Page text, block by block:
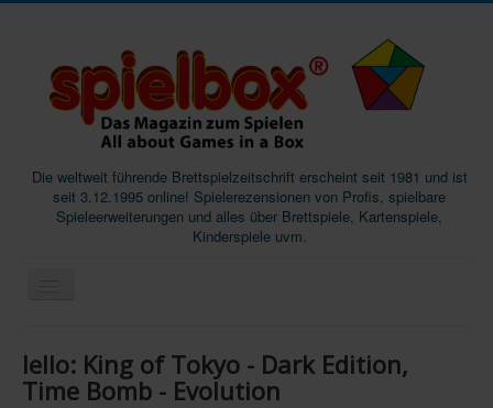
Die weltweit führende Brettspielzeitschrift erscheint seit 1981 und ist
seit 3.12.1995 online! Spielerezensionen von Profis, spielbare
Spieleerweiterungen und alles über Brettspiele, Kartenspiele,
Kinderspiele uvm.
Magazine
Iello: King of Tokyo - Dark Edition,
Time Bomb - Evolution